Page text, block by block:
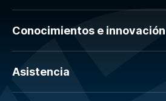
Conocimientos e innovación
Asistencia